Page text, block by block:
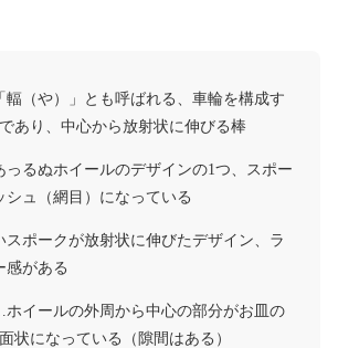
（や）」とも呼ばれる、車輪を構成す
あり、中心から放射状に伸びる棒
るぬホイールのデザインの1つ、スポー
シュ（網目）になっている
ポークが放射状に伸びたデザイン、ラ
感がある
イールの外周から中心の部分がお皿の
状になっている（隙間はある）